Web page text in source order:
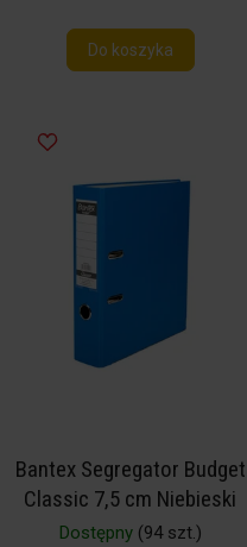
Do koszyka
Bantex Segregator Budget
Classic 7,5 cm Niebieski
Dostępny(94 szt.)